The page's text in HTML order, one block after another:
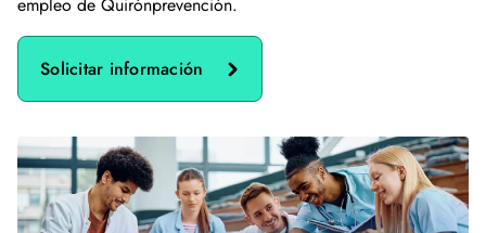
Solicitar información